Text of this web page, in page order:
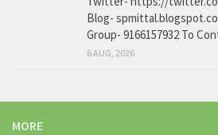
Blog-
Group- 9166157932 To
6 AUG, 2026
MORE